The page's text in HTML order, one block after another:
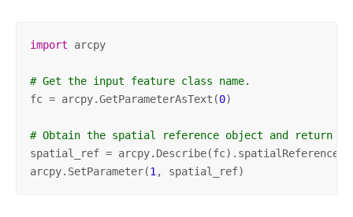
import arcpy
# Get the input feature class name.
fc = arcpy.GetParameterAsText(0)
# Obtain the spatial reference object and return
spatial_ref = arcpy.Describe(fc).spatialReference
arcpy.SetParameter(1 , spatial_ref)